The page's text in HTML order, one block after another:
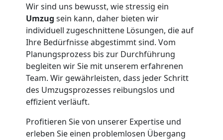
Wir sind uns bewusst, wie stressig ein
Umzug sein kann, daher bieten wir
individuell zugeschnittene Lösungen, die auf
Ihre Bedürfnisse abgestimmt sind. Vom
Planungsprozess bis zur Durchführung
begleiten wir Sie mit unserem erfahrenen
Team. Wir gewährleisten, dass jeder Schritt
des Umzugsprozesses reibungslos und
effizient verläuft.
Profitieren Sie von unserer Expertise und
erleben Sie einen problemlosen Übergang
Wiener
Neustadt
Umzug
für